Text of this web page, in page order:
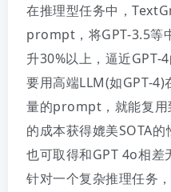
在推理型任务中，
prompt，将GPT-3.5等
升30%以上，逼近GPT-4
要用高端LLM(如GPT-
量的prompt，就能复用
的成本获得媲美SOTA
也可取得和GPT 4o相差
针对一个复杂推理任务